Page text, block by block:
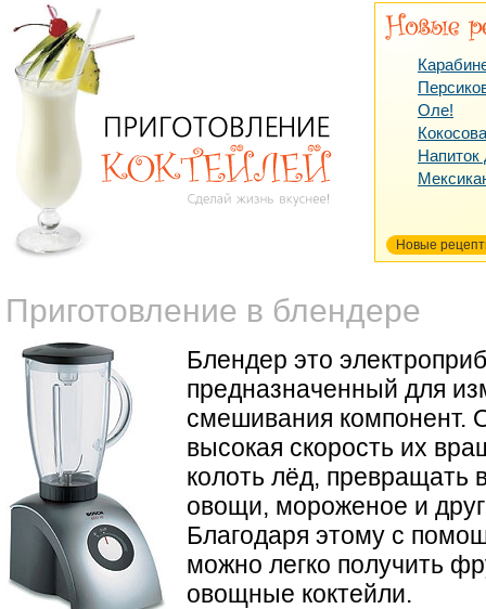
Оле!
Напиток
Новые
Приготовление в блендере
Блендер это
предназначенный для
смешивания компонент.
высокая скорость их
колоть лёд, превращать
овощи, мороженое и
Благодаря этому с
можно легко получить
овощные коктейли.